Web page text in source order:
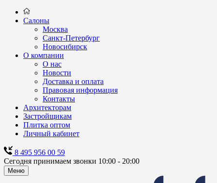
Салоны
Москва
Санкт-Петербург
Новосибирск
О компании
О нас
Новости
Доставка и оплата
Правовая информация
Контакты
Архитекторам
Застройщикам
Плитка оптом
Личный кабинет
8 495 956 00 59
Сегодня принимаем звонки 10:00 - 20:00
Меню